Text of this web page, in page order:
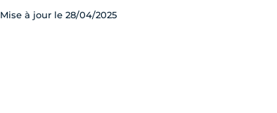
Mise à jour le 28/04/2025